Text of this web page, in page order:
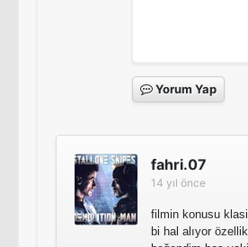
Yorum Yap
fahri.07
14 yıl önce
filmin konusu
bi hal alıyor